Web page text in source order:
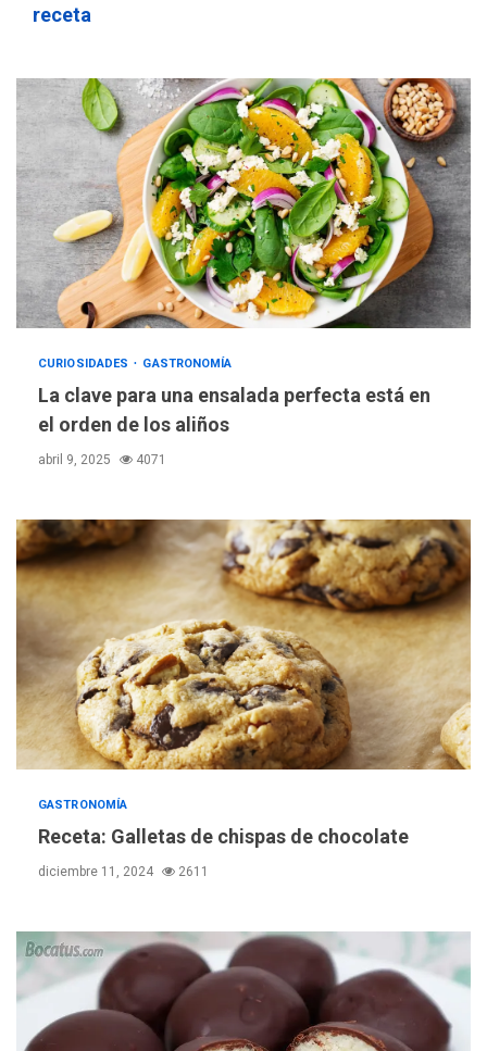
receta
CURIOSIDADES GASTRONOMÍA
La clave para una ensalada perfecta está en
el orden de los aliños
abril 9, 2025 4071
GASTRONOMÍA
Receta: Galletas de chispas de chocolate
diciembre 11, 2024 2611